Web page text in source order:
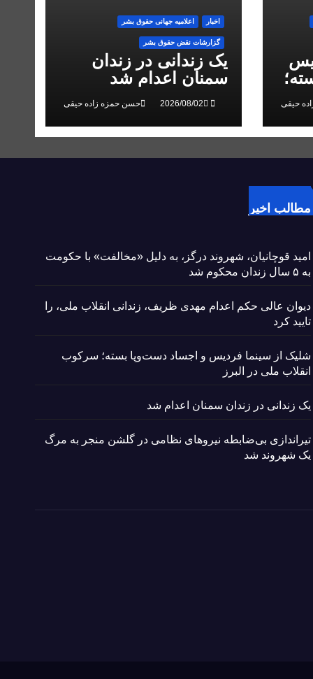
حیقی
اخبار اعلاميه جهانی حقوق بشر
گزارشات نقض حقوق بشر
یک زندانی در زندان
سمنان اعدام شد
حسن حمزه زاده حیقی
مطالب اخیر
امید قوچانیان، شهروند درگز، به دلیل «مخالفت» با حکومت
به ۵ سال زندان محکوم شد
دیوان عالی حکم اعدام مهدی ظریف، زندانی انقلاب ملی، را
تایید کرد
شلیک از سینما فردیس و اجساد دست‌وپا بسته؛ سرکوب
انقلاب ملی در البرز
یک زندانی در زندان سمنان اعدام شد
تیراندازی بی‌ضابطه نیروهای نظامی در گلشن منجر به مرگ
یک شهروند شد